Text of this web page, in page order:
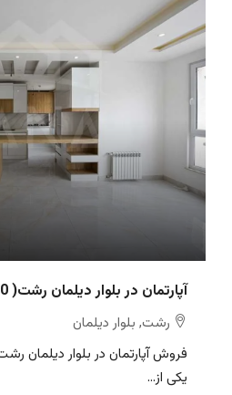
آپارتمان در بلوار دیلمان رشت( 170 متر)
رشت, بلوار دیلمان
یکی از...